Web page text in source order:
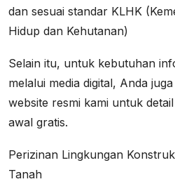
dan sesuai standar KLHK
Hidup dan Kehutanan)
Selain itu, untuk kebutuhan
melalui media digital, Anda
website resmi kami untuk
awal gratis.
Perizinan Lingkungan
Tanah